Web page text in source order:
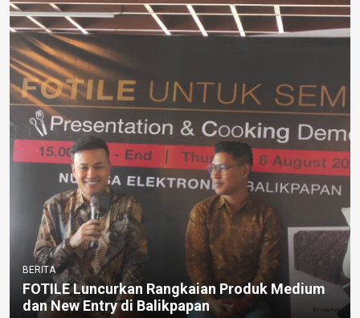
BERITA
FOTILE Luncurkan Rangkaian Produk Medium
dan New Entry di Balikpapan